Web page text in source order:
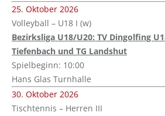
25. Oktober 2026
Volleyball – U18 I (w)
Bezirksliga U18/U20: TV Dingolfing
Tiefenbach und TG Landshut
Spielbeginn: 10:00
Hans Glas Turnhalle
30. Oktober 2026
Tischtennis – Herren III